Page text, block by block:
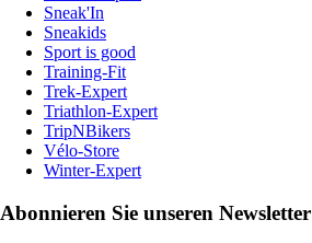
Sneak'In
Sneakids
Sport is good
Training-Fit
Trek-Expert
Triathlon-Expert
TripNBikers
Vélo-Store
Winter-Expert
Abonnieren Sie unseren Newsletter